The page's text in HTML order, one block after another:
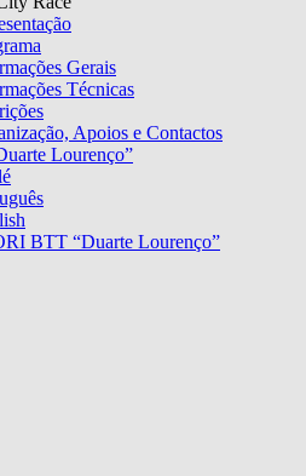
Gerais
Técnicas
Apoios e Contactos
Lourenço”
BTT “Duarte Lourenço”